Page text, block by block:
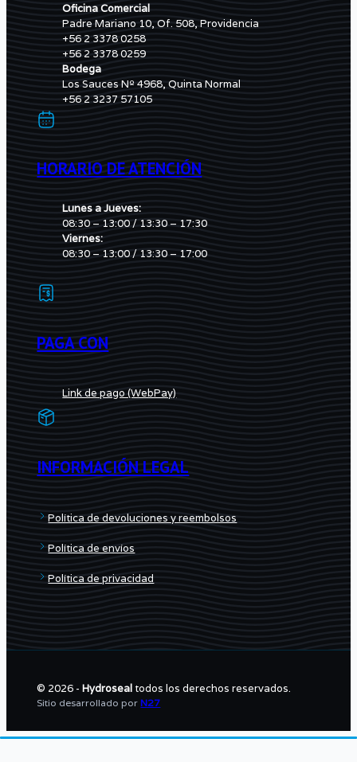
Oficina Comercial
Padre Mariano 10, Of. 508, Providencia
+56 2 3378 0258
+56 2 3378 0259
Bodega
Los Sauces Nº 4968, Quinta Normal
+56 2 3237 57105
HORARIO DE ATENCIÓN
Lunes a Jueves:
08:30 – 13:00 / 13:30 – 17:30
Viernes:
08:30 – 13:00 / 13:30 – 17:00
PAGA CON
Link de pago (WebPay)
INFORMACIÓN LEGAL
Política de devoluciones y reembolsos
Política de envíos
Política de privacidad
© 2026 -Hydroseal todos los derechos reservados.
Sitio desarrollado porN27